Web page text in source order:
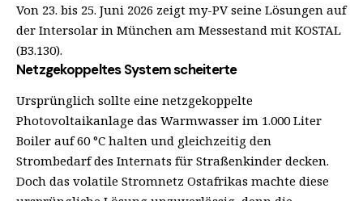
Von 23. bis 25. Juni 2026 zeigt my-PV seine Lösungen auf
der Intersolar in München am Messestand mit KOSTAL
(B3.130).
Netzgekoppeltes System scheiterte
Ursprünglich sollte eine netzgekoppelte
Photovoltaikanlage das Warmwasser im 1.000 Liter
Boiler auf 60 °C halten und gleichzeitig den
Strombedarf des Internats für Straßenkinder decken.
Doch das volatile Stromnetz Ostafrikas machte diese